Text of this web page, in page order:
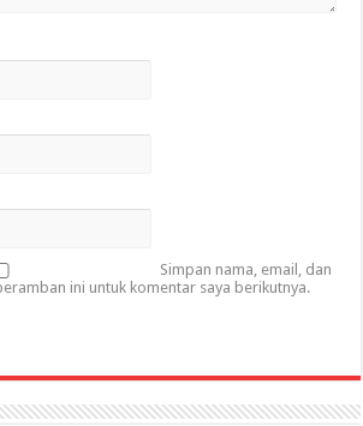
Simpan nama, email, dan
ini untuk komentar saya berikutnya.